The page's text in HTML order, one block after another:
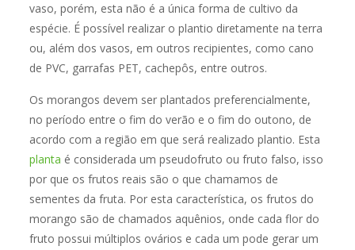
vaso, porém, esta não é a única forma de cultivo da
espécie. É possível realizar o plantio diretamente na terra
ou, além dos vasos, em outros recipientes, como cano
de PVC, garrafas PET, cachepôs, entre outros.
Os morangos devem ser plantados preferencialmente,
no período entre o fim do verão e o fim do outono, de
acordo com a região em que será realizado plantio. Esta
planta é considerada um pseudofruto ou fruto falso, isso
por que os frutos reais são o que chamamos de
sementes da fruta. Por esta característica, os frutos do
morango são de chamados aquênios, onde cada flor do
fruto possui múltiplos ovários e cada um pode gerar um